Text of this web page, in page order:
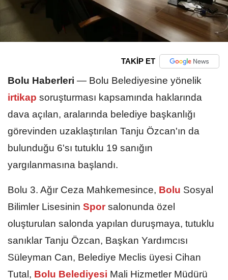
TAKİP ET
Bolu Haberleri — Bolu Belediyesine yönelik
irtikap soruşturması kapsamında haklarında
dava açılan, aralarında belediye başkanlığı
görevinden uzaklaştırılan Tanju Özcan'ın da
bulunduğu 6'sı tutuklu 19 sanığın
yargılanmasına başlandı.
Bolu 3. Ağır Ceza Mahkemesince, Bolu Sosyal
Bilimler Lisesinin Sporsalonunda özel
oluşturulan salonda yapılan duruşmaya, tutuklu
sanıklar Tanju Özcan, Başkan Yardımcısı
Süleyman Can, Belediye Meclis üyesi Cihan
Tutal, Bolu Belediyesi Mali Hizmetler Müdürü